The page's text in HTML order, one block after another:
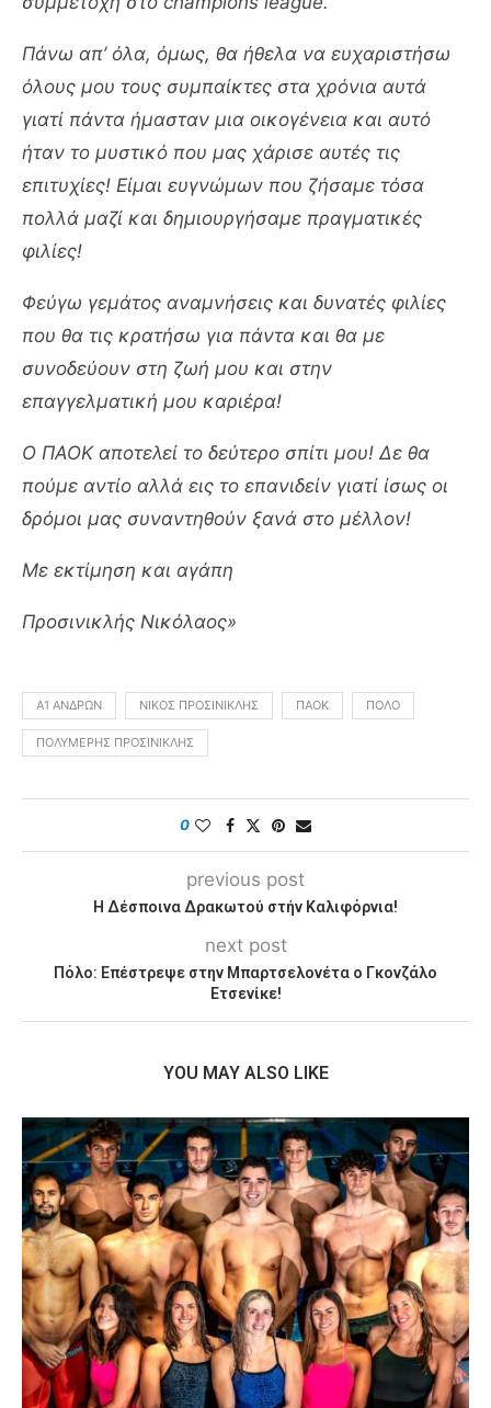
Πάνω απ’ όλα, όμως, θα ήθελα να ευχαριστήσω
όλους μου τους συμπαίκτες στα χρόνια αυτά
γιατί πάντα ήμασταν μια οικογένεια και αυτό
ήταν το μυστικό που μας χάρισε αυτές τις
επιτυχίες! Είμαι ευγνώμων που ζήσαμε τόσα
πολλά μαζί και δημιουργήσαμε πραγματικές
φιλίες!
Φεύγω γεμάτος αναμνήσεις και δυνατές φιλίες
που θα τις κρατήσω για πάντα και θα με
συνοδεύουν στη ζωή μου και στην
επαγγελματική μου καριέρα!
Ο ΠΑΟΚ αποτελεί το δεύτερο σπίτι μου! Δε θα
πούμε αντίο αλλά εις το επανιδείν γιατί ίσως οι
δρόμοι μας συναντηθούν ξανά στο μέλλον!
Με εκτίμηση και αγάπη
Προσινικλής Νικόλαος»
Α1 ΑΝΔΡΏΝ ΝΊΚΟΣ ΠΡΟΣΙΝΙΚΛΉΣ ΠΑΟΚ ΠΌΛΟ
ΠΟΛΥΜΈΡΗΣ ΠΡΟΣΙΝΙΚΛΉΣ
0
previous post
Η Δέσποινα Δρακωτού στήν Καλιφόρνια!
next post
Πόλο: Επέστρεψε στην Μπαρτσελονέτα ο Γκονζάλο
Ετσενίκε!
YOU MAY ALSO LIKE